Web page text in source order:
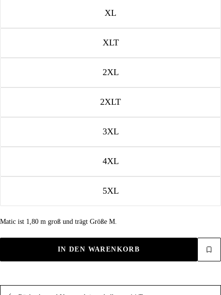
XL
XLT
2XL
2XLT
3XL
4XL
5XL
Matic ist 1,80 m groß und trägt Größe M.
IN DEN WARENKORB